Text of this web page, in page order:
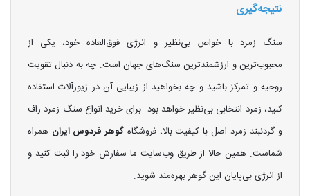
نتیجه‌گیری
سنگ زمرد با خواص بی‌نظیر و انرژی فوق‌العاده خود، یکی از
محبوب‌ترین و ارزشمندترین سنگ‌های جهان است. چه به دنبال تقویت
روحیه و تمرکز باشید و چه بخواهید از زیبایی آن در زیورآلات استفاده
کنید، زمرد انتخابی بی‌نظیر خواهد بود. برای خرید انواع سنگ زمرد راف
و گردنبند زمرد اصل با کیفیت بالا، فروشگاهگوهر فردوس ایران همراه
شماست. همین حالا از طریق وب‌سایت ما سفارش خود را ثبت کنید و
از انرژی بی‌پایان این گوهر بهره‌مند شوید.